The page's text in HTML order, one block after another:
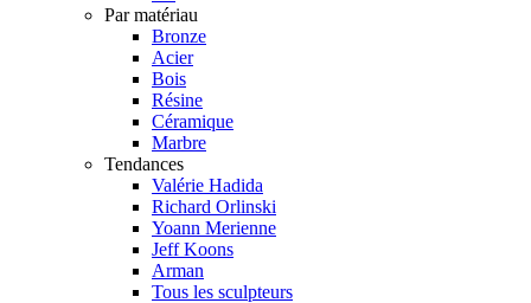
Par matériau
Bronze
Acier
Bois
Résine
Céramique
Marbre
Tendances
Valérie Hadida
Richard Orlinski
Yoann Merienne
Jeff Koons
Arman
Tous les sculpteurs